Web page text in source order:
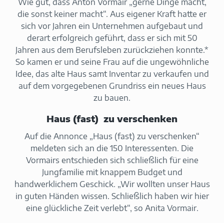
Wie gut, dass Anton Vormair „gerne Dinge macht,
die sonst keiner macht“. Aus eigener Kraft hatte er
sich vor Jahren ein Unternehmen aufgebaut und
derart erfolgreich geführt, dass er sich mit 50
Jahren aus dem Berufsleben zurückziehen konnte.*
So kamen er und seine Frau auf die ungewöhnliche
Idee, das alte Haus samt Inventar zu verkaufen und
auf dem vorgegebenen Grundriss ein neues Haus
zu bauen.
Haus (fast) zu verschenken
Auf die Annonce „Haus (fast) zu verschenken“
meldeten sich an die 150 Interessenten. Die
Vormairs entschieden sich schließlich für eine
Jungfamilie mit knappem Budget und
handwerklichem Geschick. „Wir wollten unser Haus
in guten Händen wissen. Schließlich haben wir hier
eine glückliche Zeit verlebt“, so Anita Vormair.